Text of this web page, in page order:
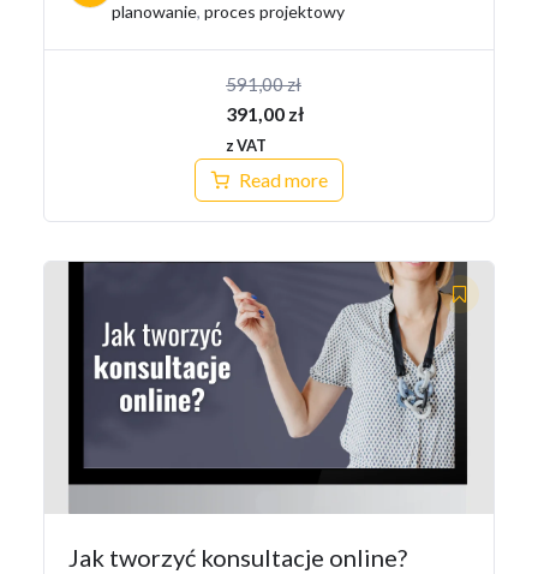
planowanie, proces projektowy
591,00zł
Pierwotna
cena
wynosiła:
591,00 zł.
391,00 zł
Aktualna
cena
wynosi:
z VAT
Read more
Jak tworzyć konsultacje online?